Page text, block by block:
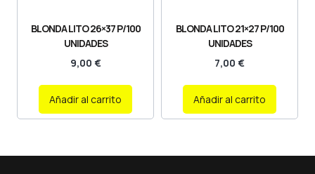
BLONDA LITO 26×37 P/100
UNIDADES
9,00 €
Añadir al carrito
BLONDA LITO 21×27 P/100
UNIDADES
7,00 €
Añadir al carrito